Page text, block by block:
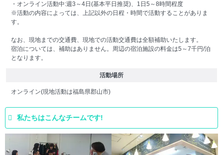
・オンライン活動中:週3～4日(基本平日推奨)、1日5～8時間程度
※活動の内容によっては、上記以外の日程・時間で活動することがありま
す。
なお、現地までの交通費、現地での活動交通費は全額補助いたします。
宿泊については、補助はありません。周辺の宿泊施設の料金は5～7千円/泊
となります。
活動場所
オンライン(現地活動は福島県郡山市)
私たちはこんなチームです!